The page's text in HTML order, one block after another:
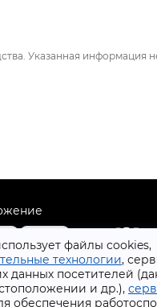
файлы cookies,
технологии,
данных посетителей
и др.),
обеспечения
Указанная информация
+7